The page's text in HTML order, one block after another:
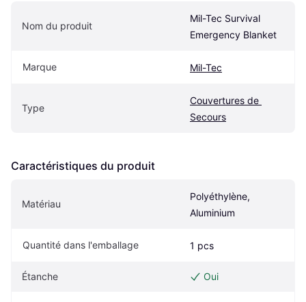
Nom du produit
Mil-Tec Survival
Emergency Blanket
Marque Mil-Tec
Type
Couvertures de
Secours
Caractéristiques du produit
Matériau
Polyéthylène,
Aluminium
Quantité dans l'emballage 1 pcs
Étanche Oui